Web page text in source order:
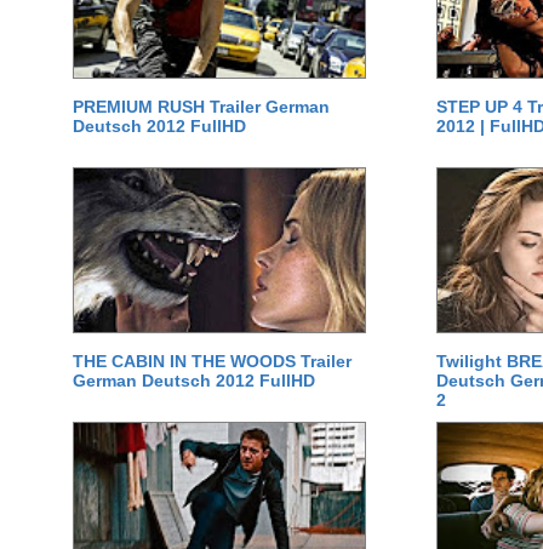
PREMIUM RUSH Trailer German
Deutsch 2012 FullHD
STEP UP 4
2012 |
THE CABIN IN THE WOODS Trailer
German Deutsch 2012 FullHD
Twilight
Deutsch
2